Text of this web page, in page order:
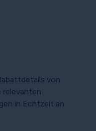
von
relevanten
in Echtzeit an